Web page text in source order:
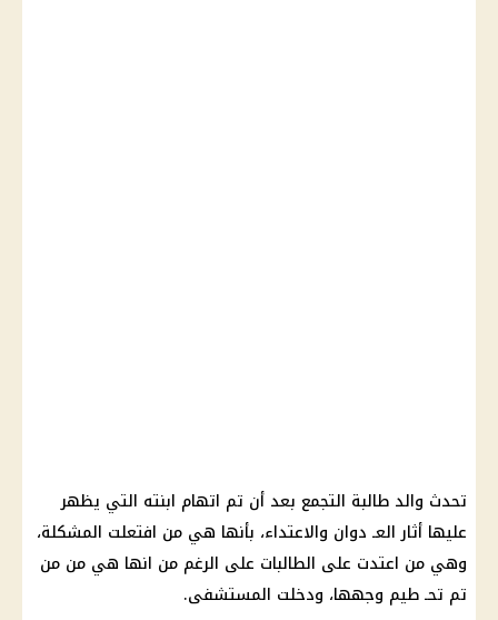
تحدث والد طالبة التجمع بعد أن تم اتهام ابنته التي يظهر
عليها أثار العـ دوان والاعتداء، بأنها هي من افتعلت المشكلة،
وهي من اعتدت على الطالبات على الرغم من انها هي من من
تم تحـ طيم وجهها، ودخلت المستشفى.